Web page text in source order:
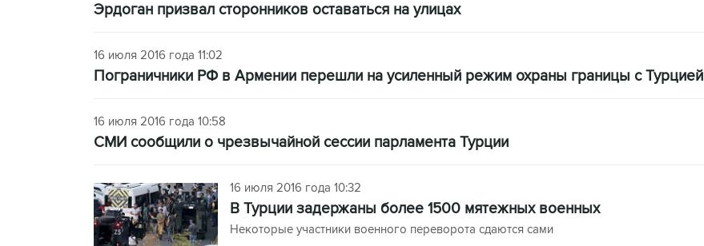
Эрдоган призвал сторонников оставаться на улицах
16 июля 2016 года 11:02
Пограничники РФ в Армении перешли на усиленный режим охраны границы с Турцией
16 июля 2016 года 10:58
СМИ сообщили о чрезвычайной сессии парламента Турции
16 июля 2016 года 10:32
В Турции задержаны более 1500 мятежных военных
Некоторые участники военного переворота сдаются сами